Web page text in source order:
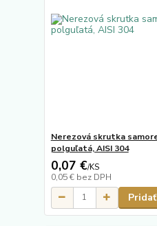
Nerezová skrutka
polguľatá, AISI 304
0,07 €/KS
0,05 € bez DPH